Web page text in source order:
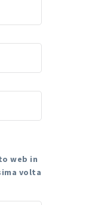
web in
volta